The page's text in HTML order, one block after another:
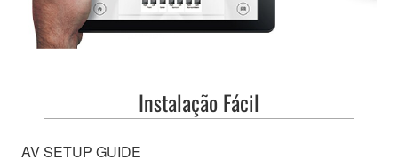
Instalação Fácil
AV SETUP GUIDE